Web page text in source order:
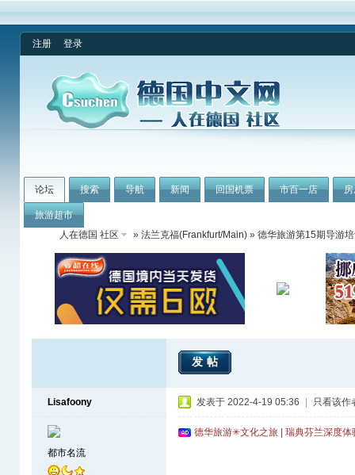
注册 登录
论坛 搜索 导航 新闻 回国机票 市百一店
旅游超市
人在德国 社区
» 法兰克福(Frankfurt/Main) » 德华旅游第15期导游
发帖
Lisafoony
都市名流
发表于 2022-4-19 05:36 只看该作
德华旅游✳文化之旅 | 瑞典芬兰深度